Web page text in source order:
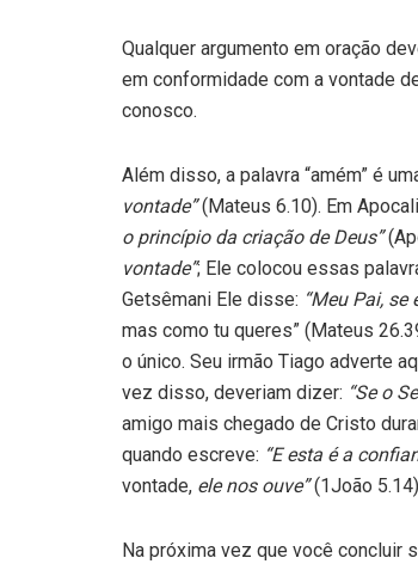
Qualquer argumento em oração
em conformidade com a vontade
conosco.
Além disso, a palavra “amém” é
vontade”(Mateus 6.10). Em
o princípio da criação de Deus”
vontade”; Ele colocou essas
Getsêmani Ele disse: “Meu Pai,
mas como tu queres” (Mateus
o único. Seu irmão Tiago adverte
vez disso, deveriam dizer: “Se o
amigo mais chegado de Cristo
quando escreve: “E esta é a
vontade, ele nos ouve”(1João
Na próxima vez que você concluir